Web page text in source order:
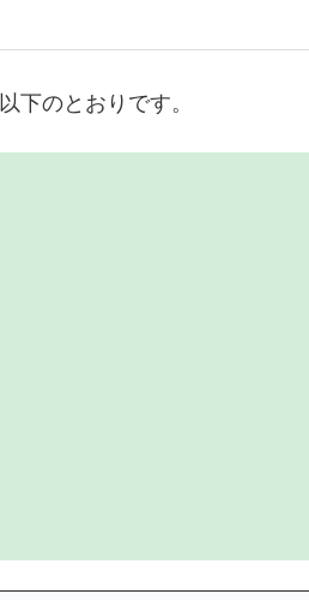
下のとおりです。